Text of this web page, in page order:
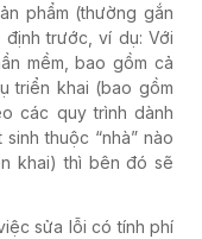
phẩm (thường gắn
trước, ví dụ: Với
mềm, bao gồm cả
triển khai (bao gồm
các quy trình dành
thuộc “nhà” nào
khai) thì bên đó sẽ
sửa lỗi có tính phí